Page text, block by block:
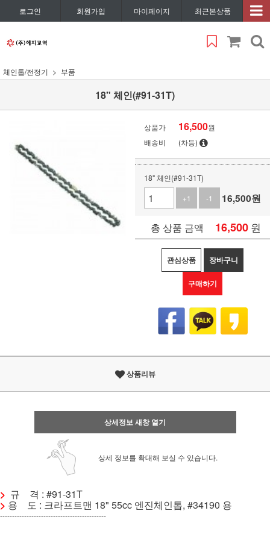
로그인 회원가입 마이페이지 최근본상품
체인톱/전정기 부품
18" 체인(#91-31T)
상품가 16,500원
배송비
(차등)
18" 체인(#91-31T)
+1
-1 16,500원
총 상품 금액 16,500 원
관심상품 장바구니
구매하기
상품리뷰
상세정보 새창 열기
상세 정보를 확대해 보실 수 있습니다.
> 규 격 : #91-31T
> 용 도 : 크라프트맨 18" 55cc 엔진체인톱, #34190 용
--------------------------------------------